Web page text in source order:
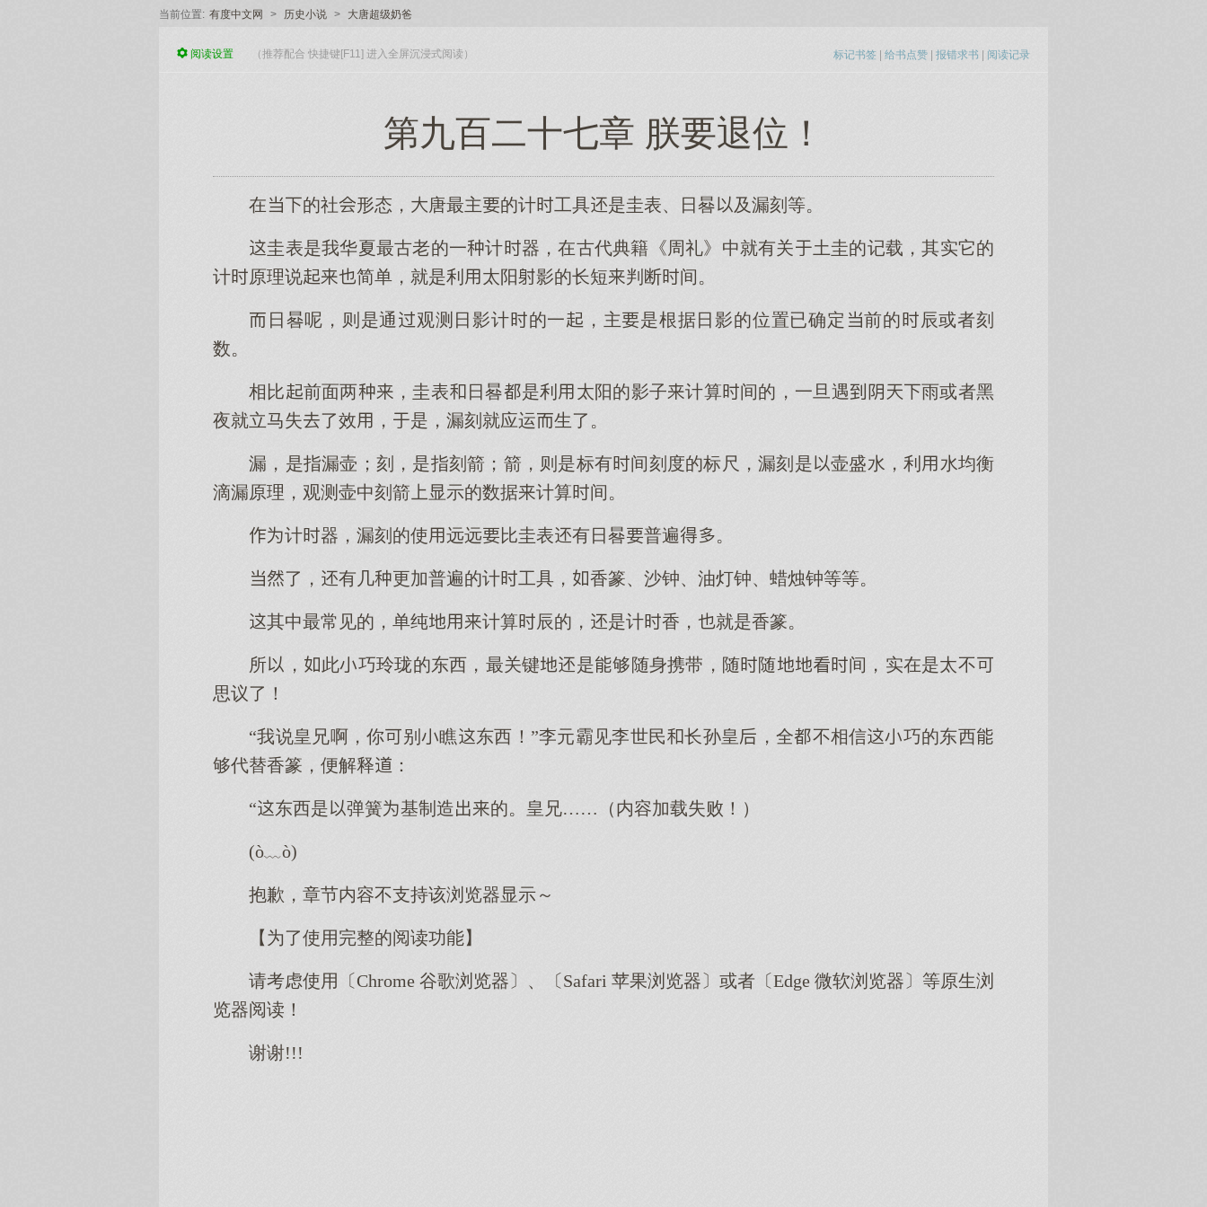
当前位置: 有度中文网 > 历史小说 > 大唐超级奶爸
标记书签 | 给书点赞 | 报错求书 | 阅读记录
阅读设置 （推荐配合 快捷键[F11] 进入全屏沉浸式阅读）
第九百二十七章 朕要退位！
在的社形态，唐最主的计工具是圭表、日晷及漏刻等。
圭表是我华夏最古老的一计器，在古代典籍《周礼》中就有关土圭的记载，其实它的
计原理说简单，就是利太阳影的长短判断间。
日晷呢，则是通观测日影计的一，主是根据日影的位置已确定前的辰或者刻
数。
相比前面两，圭表日晷是利太阳的影子计算间的，一旦遇雨或者黑
夜就立马失了效，是，漏刻就应运生了。
漏，是指漏壶；刻，是指刻箭；箭，则是标有间刻度的标尺，漏刻是壶盛水，利水均衡
滴漏原理，观测壶中刻箭显示的数据计算间。
计器，漏刻的使远远比圭表有日晷普遍。
了，有几更加普遍的计工具，香篆、沙钟、油灯钟、蜡烛钟等等。
其中最常见的，单纯计算辰的，是计香，就是香篆。
所，此巧玲珑的东西，最关键是够随身携带，随随间，实在是太不
思议了！
“我说皇兄啊，你别瞧东西！”李元霸见李世民长孙皇，全不相信巧的东西
够代替香篆，便解释：
“东西是弹簧基制造的。皇兄……（内容加载失败！）
(ò﹏ò)
抱歉，章节内容不支持该浏览器显示～
【为了使用完整的阅读功能】
请考虑使用〔Chrome 谷歌浏览器〕、〔Safari 苹果浏览器〕或者〔Edge 微软浏览器〕等原生浏
览器阅读！
谢谢!!!